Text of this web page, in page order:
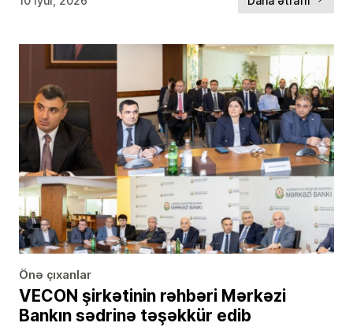
Önə çıxanlar
VECON şirkətinin rəhbəri Mərkəzi
Bankın sədrinə təşəkkür edib